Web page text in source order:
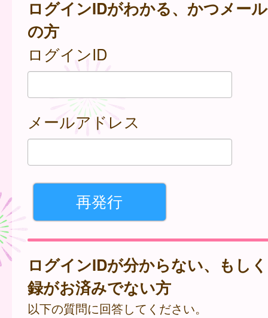
ログインIDがわかる、かつメー
の方
ログインID
メールアドレス
ログインIDが分からない、もし
録がお済みでない方
以下の質問に回答してください。